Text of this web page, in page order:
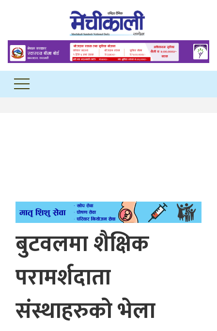
बुटवलमा शैक्षिक
परामर्शदाता
संस्थाहरुको भेला